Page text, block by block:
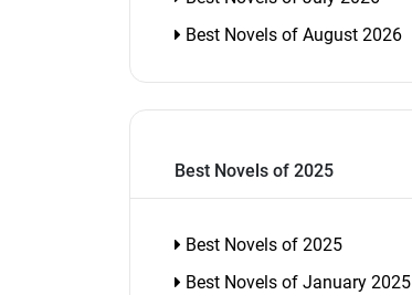
Best Novels of August 2026
Best Novels of 2025
Best Novels of 2025
Best Novels of January 2025